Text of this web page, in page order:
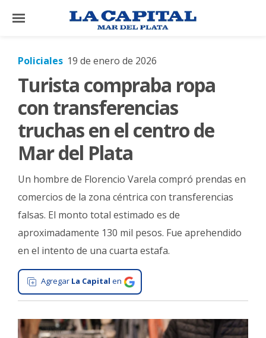
×
El
Mundo
La
Cultura
Tecnología
Gastronomía
Interés
General
La
Ciudad
Policiales 19 de enero de 2026
Turista compraba ropa
con transferencias
truchas en el centro de
Mar del Plata
Un hombre de Florencio Varela compró prendas en
comercios de la zona céntrica con transferencias
falsas. El monto total estimado es de
aproximadamente 130 mil pesos. Fue aprehendido
en el intento de una cuarta estafa.
Agregar La Capital en